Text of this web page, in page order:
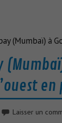
(Mumbaï) à
en
Laisser un